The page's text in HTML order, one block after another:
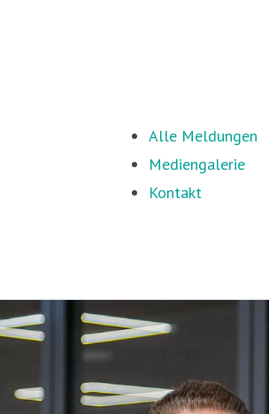
Alle Meldungen
Mediengalerie
Kontakt